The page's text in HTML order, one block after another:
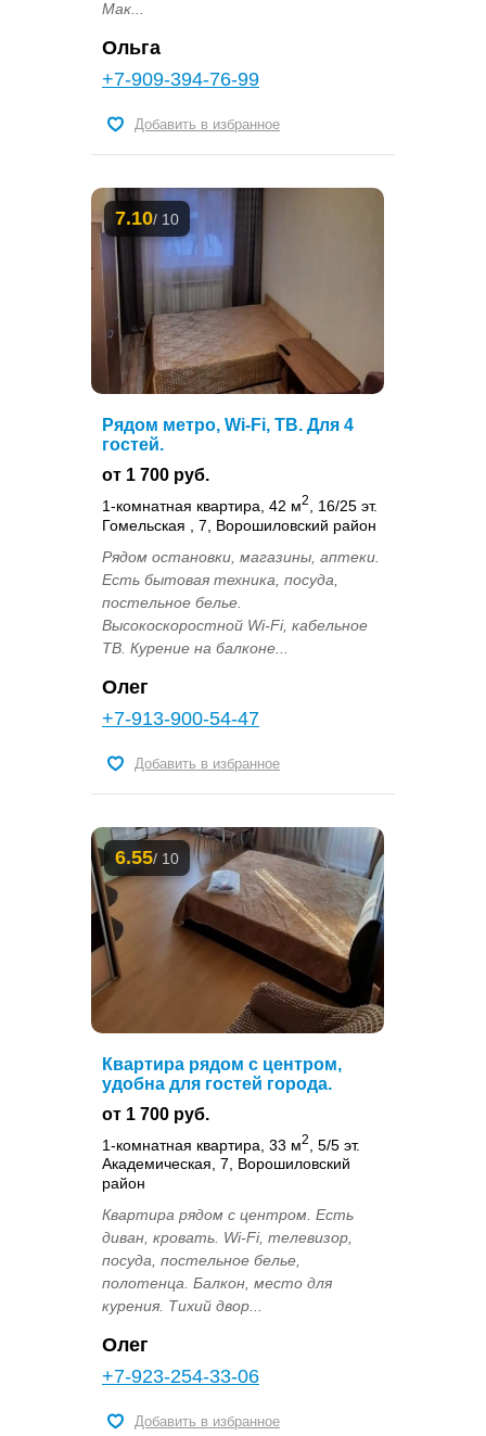
Мак...
Ольга
+7-909-394-76-99
Добавить в избранное
7.10/ 10
Рядом метро, Wi-Fi, ТВ. Для 4
гостей.
от 1 700 руб.
1-комнатная квартира, 42 м2
, 16/25 эт.
Гомельская , 7, Ворошиловский район
Рядом остановки, магазины, аптеки.
Есть бытовая техника, посуда,
постельное белье.
Высокоскоростной Wi-Fi, кабельное
ТВ. Курение на балконе...
Олег
+7-913-900-54-47
Добавить в избранное
6.55/ 10
Квартира рядом с центром,
удобна для гостей города.
от 1 700 руб.
1-комнатная квартира, 33 м2
, 5/5 эт.
Академическая, 7, Ворошиловский
район
Квартира рядом с центром. Есть
диван, кровать. Wi-Fi, телевизор,
посуда, постельное белье,
полотенца. Балкон, место для
курения. Тихий двор...
Олег
+7-923-254-33-06
Добавить в избранное